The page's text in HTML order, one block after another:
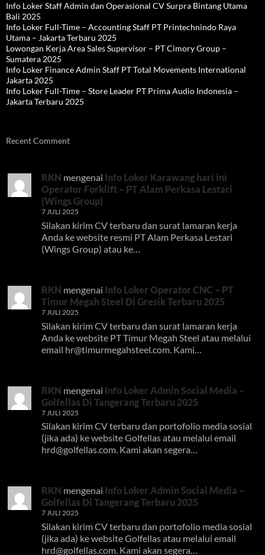
Info Loker Staff Admin dan Operasional CV Surpra Bintang Utama
Bali 2025
Info Loker Full-Time – Accounting Staff PT Printechnindo Raya
Utama – Jakarta Terbaru 2025
Lowongan Kerja Area Sales Supervisor – PT Cimory Group –
Sumatera 2025
Info Loker Finance Admin Staff PT Total Movements International
Jakarta 2025
Info Loker Full-Time – Store Leader PT Prima Audio Indonesia –
Jakarta Terbaru 2025
Recent Comment
RKN mengenai Info Loker Karawang hari ini
Operator Forklift – PT Alam Perkasa Lestari
(Wings Group)
7 JULI 2025
Silakan kirim CV terbaru dan surat lamaran kerja
Anda ke website resmi PT Alam Perkasa Lestari
(Wings Group) atau ke…
RKN mengenai Info Loker Operator CNC – PT
Timur Megah Steel Di Gresik Terbaru 2025
7 JULI 2025
Silakan kirim CV terbaru dan surat lamaran kerja
Anda ke website PT Timur Megah Steel atau melalui
email hr@timurmegahsteel.com . Kami…
RKN mengenai Info Loker Admin Social Media –
Golfellas Di Tangerang Terbaru 2025
7 JULI 2025
Silakan kirim CV terbaru dan portofolio media sosial
(jika ada) ke website Golfellas atau melalui email
hrd@golfellas.com. Kami akan segera…
RKN mengenai Info Loker Admin Social Media –
Golfellas Di Tangerang Terbaru 2025
7 JULI 2025
Silakan kirim CV terbaru dan portofolio media sosial
(jika ada) ke website Golfellas atau melalui email
hrd@golfellas.com. Kami akan segera…